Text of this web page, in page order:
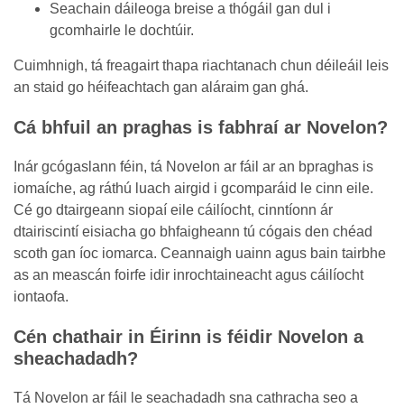
Seachain dáileoga breise a thógáil gan dul i
gcomhairle le dochtúir.
Cuimhnigh, tá freagairt thapa riachtanach chun déileáil leis
an staid go héifeachtach gan aláraim gan ghá.
Cá bhfuil an praghas is fabhraí ar Novelon?
Inár gcógaslann féin, tá Novelon ar fáil ar an bpraghas is
iomaíche, ag ráthú luach airgid i gcomparáid le cinn eile.
Cé go dtairgeann siopaí eile cáilíocht, cinntíonn ár
dtairiscintí eisiacha go bhfaigheann tú cógais den chéad
scoth gan íoc iomarca. Ceannaigh uainn agus bain tairbhe
as an meascán foirfe idir inrochtaineacht agus cáilíocht
iontaofa.
Cén chathair in Éirinn is féidir Novelon a
sheachadadh?
Tá Novelon ar fáil le seachadadh sna cathracha seo a